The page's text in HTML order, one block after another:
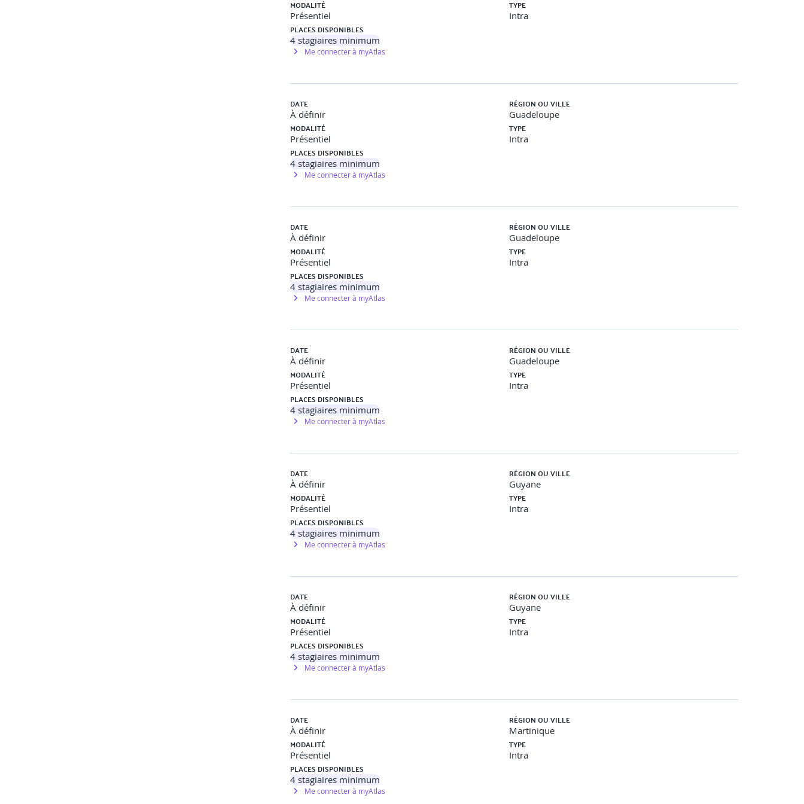
Les fonctions des matériels électriques BT et TBT
Les matériels électriques des domaines de tension BT et TBT dans leur environnement : · Les moyens de protection individuelle et leurs limites d’utilisation
Exercice : Analyser les risques pour une situation donnée et correspondant à l’habilitation visée
Les risques liés à l’utilisation et à la manipulation des matériels et outillages utilisés dans un environnement électrique ;
Les incendies et accidents d’origines électriques sur ouvrage ;
MODALITÉ
Présentiel
TYPE
Intra
PLACES DISPONIBLES
4stagiaires minimum
Me connecter à myAtlas
DATE
À définir
RÉGION OU VILLE
Guadeloupe
MODALITÉ
Présentiel
TYPE
Intra
PLACES DISPONIBLES
4stagiaires minimum
Me connecter à myAtlas
DATE
À définir
RÉGION OU VILLE
Guadeloupe
MODALITÉ
Présentiel
TYPE
Intra
PLACES DISPONIBLES
4stagiaires minimum
Me connecter à myAtlas
DATE
À définir
RÉGION OU VILLE
Guadeloupe
MODALITÉ
Présentiel
TYPE
Intra
PLACES DISPONIBLES
4stagiaires minimum
Me connecter à myAtlas
DATE
À définir
RÉGION OU VILLE
Guyane
MODALITÉ
Présentiel
TYPE
Intra
PLACES DISPONIBLES
4stagiaires minimum
Me connecter à myAtlas
DATE
À définir
RÉGION OU VILLE
Guyane
MODALITÉ
Présentiel
TYPE
Intra
PLACES DISPONIBLES
4stagiaires minimum
Me connecter à myAtlas
DATE
À définir
RÉGION OU VILLE
Martinique
MODALITÉ
Présentiel
TYPE
Intra
PLACES DISPONIBLES
4stagiaires minimum
Me connecter à myAtlas